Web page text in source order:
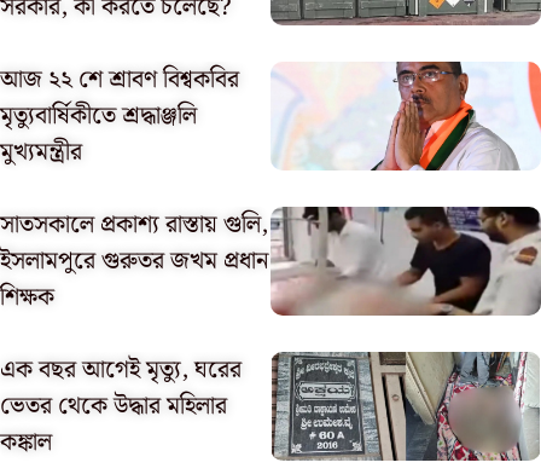
আজ ২২ শে শ্রাবণ বিশ্বকবির
মৃত্যুবার্ষিকীতে শ্রদ্ধাঞ্জলি
মুখ্যমন্ত্রীর
সাতসকালে প্রকাশ্য রাস্তায় গুলি,
ইসলামপুরে গুরুতর জখম প্রধান
শিক্ষক
এক বছর আগেই মৃত্যু, ঘরের
ভেতর থেকে উদ্ধার মহিলার
কঙ্কাল